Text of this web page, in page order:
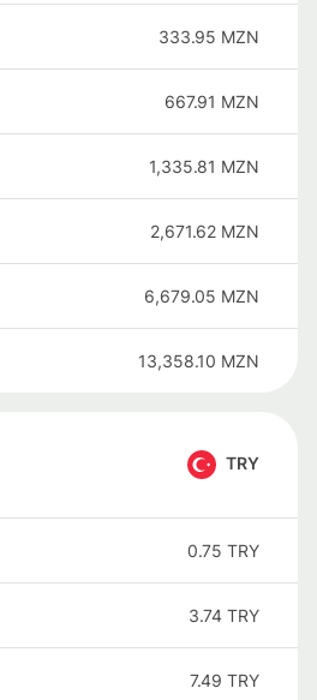
333.95 MZN
667.91 MZN
1,335.81 MZN
2,671.62 MZN
6,679.05 MZN
13,358.10 MZN
TRY
0.75 TRY
3.74 TRY
7.49 TRY